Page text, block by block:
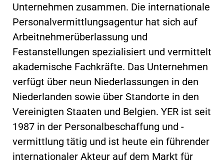
Unternehmen zusammen. Die internationale
Personalvermittlungsagentur hat sich auf
Arbeitnehmerüberlassung und
Festanstellungen spezialisiert und vermittelt
akademische Fachkräfte. Das Unternehmen
verfügt über neun Niederlassungen in den
Niederlanden sowie über Standorte in den
Vereinigten Staaten und Belgien. YER ist seit
1987 in der Personalbeschaffung und -
vermittlung tätig und ist heute ein führender
internationaler Akteur auf dem Markt für